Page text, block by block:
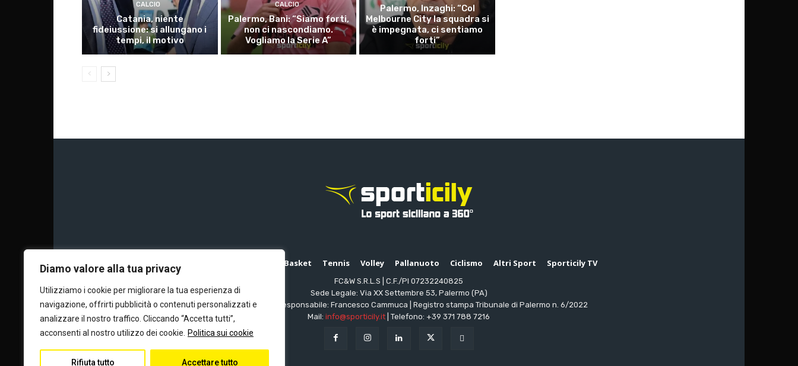
Diamo valore alla tua privacy
Utilizziamo i cookie per migliorare la tua esperienza di
navigazione, offrirti pubblicità o contenuti personalizzati e
analizzare il nostro traffico. Cliccando “Accetta tutti”,
acconsenti al nostro utilizzo dei cookie.
Politica sui cookie
Rifiuta tutto Accettare tutto
CALCIO
Catania, niente
fideiussione: si allungano i
tempi, il motivo
CALCIO
Palermo, Bani: “Siamo forti,
non ci nascondiamo.
Vogliamo la Serie A”
Palermo, Inzaghi: “Col
Melbourne City la squadra si
è impegnata, ci sentiamo
forti”
Basket Tennis Volley Pallanuoto Ciclismo Altri Sport Sporticily TV
FC&W S.R.L.S | C.F./PI 07232240825
Sede Legale: Via XX Settembre 53, Palermo (PA)
Editore e direttore responsabile: Francesco Cammuca | Registro stampa Tribunale di Palermo n. 6/2022
Mail:info@sporticily.it | Telefono:+39 371 788 7216